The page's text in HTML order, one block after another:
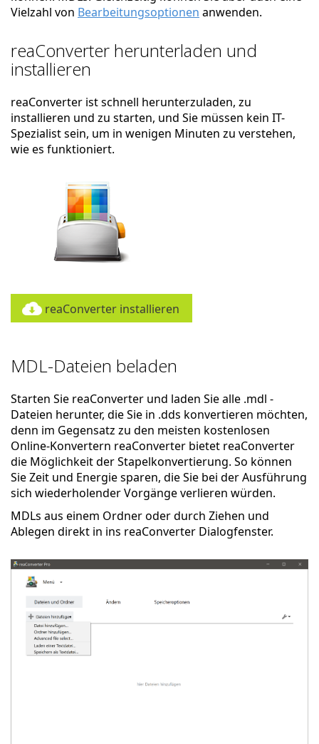
Vielzahl von Bearbeitungsoptionen anwenden.
reaConverter herunterladen und
installieren
reaConverter ist schnell herunterzuladen, zu
installieren und zu starten, und Sie müssen kein IT-
Spezialist sein, um in wenigen Minuten zu verstehen,
wie es funktioniert.
reaConverter installieren
MDL-Dateien beladen
Starten Sie reaConverter und laden Sie alle .mdl -
Dateien herunter, die Sie in .dds konvertieren möchten,
denn im Gegensatz zu den meisten kostenlosen
Online-Konvertern reaConverter bietet reaConverter
die Möglichkeit der Stapelkonvertierung. So können
Sie Zeit und Energie sparen, die Sie bei der Ausführung
sich wiederholender Vorgänge verlieren würden.
MDLs aus einem Ordner oder durch Ziehen und
Ablegen direkt in ins reaConverter Dialogfenster.